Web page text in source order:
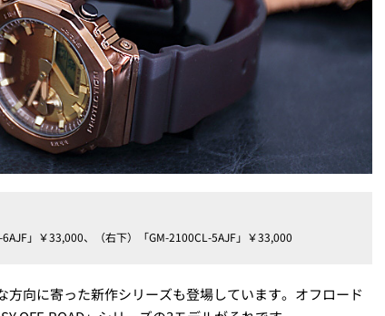
」￥33,000、（右下）「GM-2100CL-5AJF」￥33,000
向に寄った新作シリーズも登場しています。オフロード